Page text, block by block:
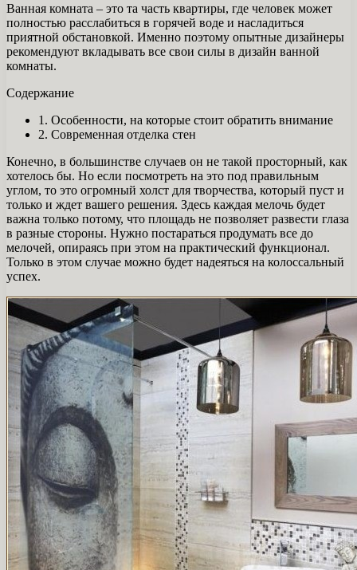
Ванная комната – это та часть квартиры, где человек может
полностью расслабиться в горячей воде и насладиться
приятной обстановкой. Именно поэтому опытные дизайнеры
рекомендуют вкладывать все свои силы в дизайн ванной
комнаты.
Содержание
1. Особенности, на которые стоит обратить внимание
2. Современная отделка стен
Конечно, в большинстве случаев он не такой просторный, как
хотелось бы. Но если посмотреть на это под правильным
углом, то это огромный холст для творчества, который пуст и
только и ждет вашего решения. Здесь каждая мелочь будет
важна только потому, что площадь не позволяет развести глаза
в разные стороны. Нужно постараться продумать все до
мелочей, опираясь при этом на практический функционал.
Только в этом случае можно будет надеяться на колоссальный
успех.